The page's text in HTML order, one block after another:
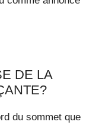
DE LA
du sommet que